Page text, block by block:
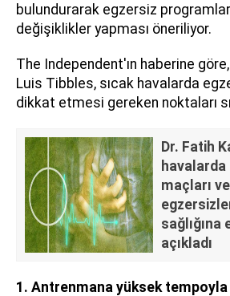
bulundurarak egzersiz
değişiklikler yapması öneriliyor.
The Independent'ın haberine
Luis Tibbles, sıcak havalarda
dikkat etmesi gereken noktaları
Dr. Fatih
havalarda
maçları
sağlığına
açıkladı
1. Antrenmana yüksek